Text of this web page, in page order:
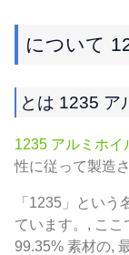
について
とは 1235 ア
1235 アルミホイ
性に従って製造
「1235」とい
ています。, こ
99.35% 素材の,